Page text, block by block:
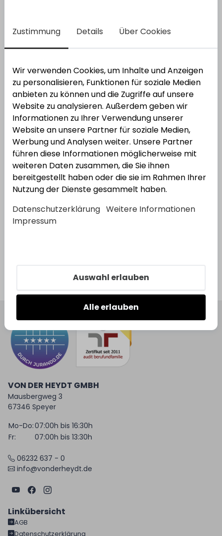
können. Und dank eigener Logistik
Kontakt zu unseren Fachberatern: 06232
637-16602 –beschlag@vonderheydt.de
Kategorien
Zubehör
VON DER HEYDT GMBH
Mausbergweg 3
67346 Speyer
Mo-Do:07:00h bis 16:30h
Fr:
07:00h bis 13:30h
06232 637 - 0
info@vonderheydt.de
Linkübersicht
AGB
Datenschutzerklärung
Zustimmung Details Über Cookies
Wir verwenden Cookies, um Inhalte und Anzeigen
zu personalisieren, Funktionen für soziale Medien
anbieten zu können und die Zugriffe auf unsere
Website zu analysieren. Außerdem geben wir
Informationen zu Ihrer Verwendung unserer
Website an unsere Partner für soziale Medien,
Werbung und Analysen weiter. Unsere Partner
führen diese Informationen möglicherweise mit
weiteren Daten zusammen, die Sie ihnen
bereitgestellt haben oder die sie im Rahmen Ihrer
Nutzung der Dienste gesammelt haben.
Datenschutzerklärung Weitere Informationen
Impressum
Auswahl erlauben
Alle erlauben